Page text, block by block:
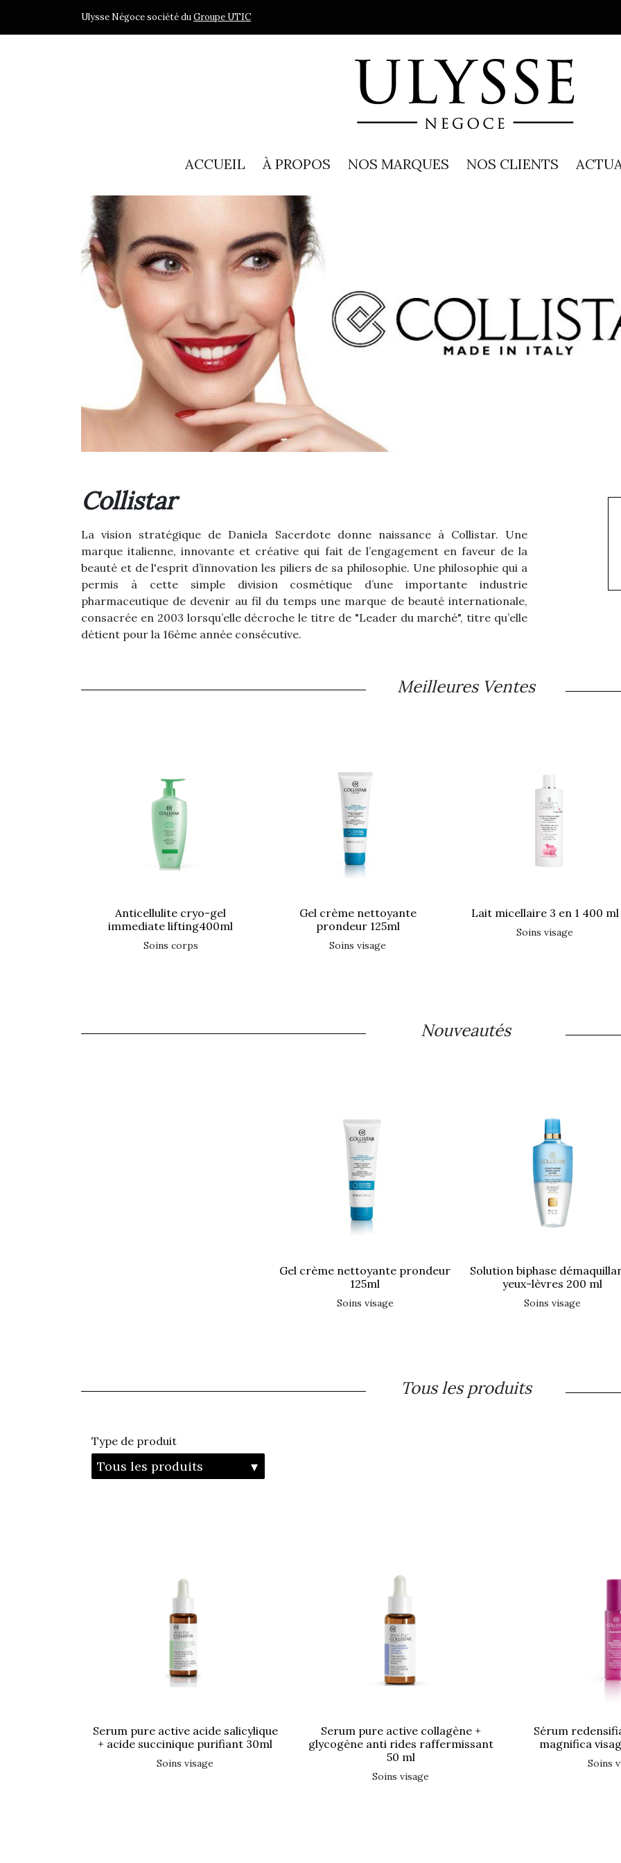
Ulysse Négoce société duGroupe UTIC
ACCUEIL À PROPOS NOS MARQUES NOS CLIENTS
Collistar
La vision stratégique de Daniela Sacerdote donne naissance à Collistar. Une
marque italienne, innovante et créative qui fait de l’engagement en faveur de la
beauté et de l'esprit d’innovation les piliers de sa philosophie. Une philosophie qui a
permis à cette simple division cosmétique d’une importante industrie
pharmaceutique de devenir au fil du temps une marque de beauté internationale,
consacrée en 2003 lorsqu’elle décroche le titre de "Leader du marché", titre qu’elle
détient pour la 16ème année consécutive.
Meilleures Ventes
anticellulite cryo-gel
immediate lifting400ml
soins corps
gel crème nettoyante
prondeur 125ml
soins visage
lait micellaire 3 en 1 400 ml
soins visage
Nouveautés
gel crème nettoyante prondeur
125ml
soins visage
solution biphase démaquillante
yeux-lèvres 200 ml
soins visage
Tous les produits
type de produit
serum pure active acide salicylique
+ acide succinique purifiant 30ml
soins visage
serum pure active collagène +
glycogène anti rides raffermissant
50 ml
soins visage
sérum redensifiant réparateur
magnifica
soins